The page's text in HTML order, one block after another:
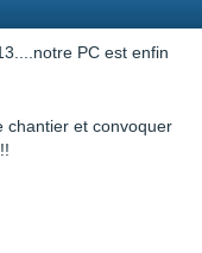
PC est enfin
chantier et convoquer